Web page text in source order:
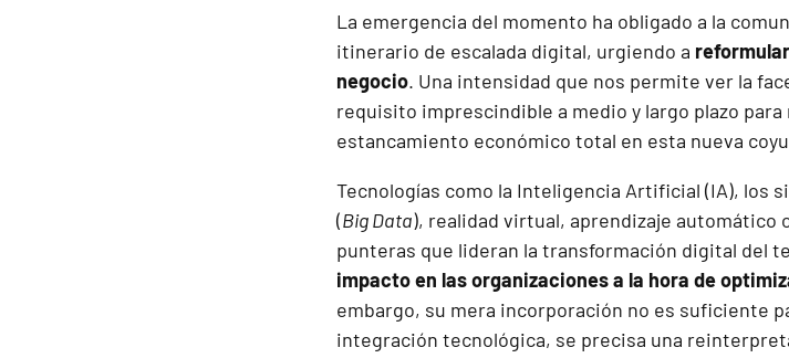
La emergencia del momento ha obligado a la
itinerario de escalada digital, urgiendo a
negocio. Una intensidad que nos permite ver la
requisito imprescindible a medio y largo plazo
estancamiento económico total en esta nueva
Tecnologías como la Inteligencia Artificial (IA), los
(Big Data), realidad virtual, aprendizaje automático
punteras que lideran la transformación digital del
impacto en las organizaciones a la hora de
embargo, su mera incorporación no es suficiente
integración tecnológica, se precisa una